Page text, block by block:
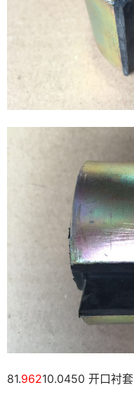
81.96210.0450 开口衬套